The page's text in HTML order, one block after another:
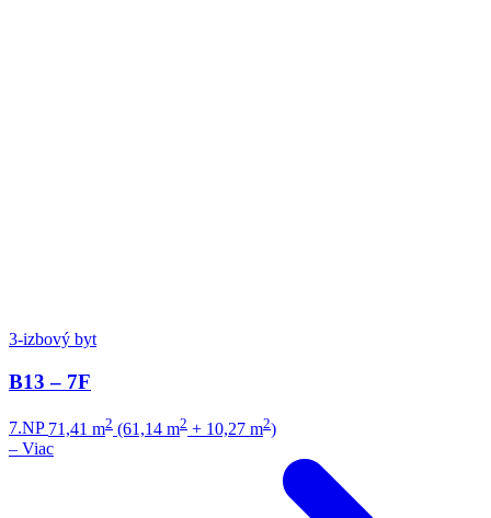
3-izbový byt
B13 – 7F
7.NP 71,41 m2 (61,14 m2 + 10,27 m2)
– Viac